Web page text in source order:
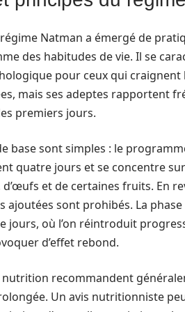
Natman a émergé de
des habitudes de vie. Il se
pour ceux qui craignent
mais ses adeptes rapportent
premiers jours.
base sont simples : le
quatre jours et se concentre
et de certaines fruits. En
ajoutées sont prohibés. La
jours, où l’on réintroduit
d’effet rebond.
nutrition recommandent
Un avis nutritionniste